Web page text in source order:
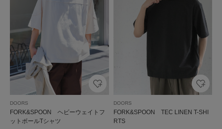
DOORS
FORK&SPOON ヘビーウェイトフ
ットボールTシャツ
DOORS
FORK&SPOON TEC LINEN T-SHI
RTS